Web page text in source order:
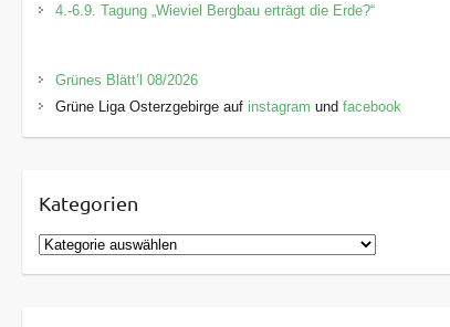
4.-6.9. Tagung „Wieviel Bergbau erträgt die Erde?“
Grünes Blätt’l 08/2026
Grüne Liga Osterzgebirge auf instagram und facebook
Kategorien
K
a